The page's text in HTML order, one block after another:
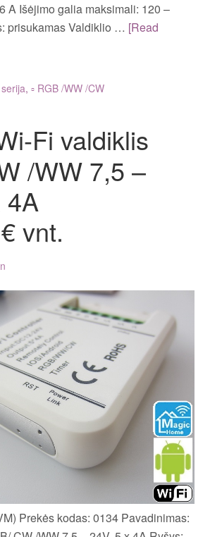
A Išėjimo galia maksimali: 120 –
prisukamas Valdiklio … [Read
,▫ RGB /WW /CW
Fi valdiklis
/WW 7,5 –
4A
vnt.
Prekės kodas: 0134 Pavadinimas: